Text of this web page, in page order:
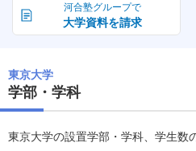
河合塾グループで
大学資料を請求
東京大学
学部・学科
東京大学の設置学部・学科、学生数